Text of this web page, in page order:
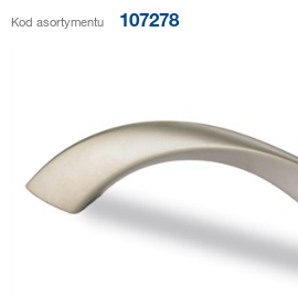
Kod asortymentu 107278